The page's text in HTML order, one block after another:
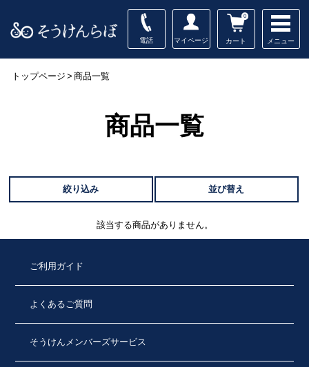
電話 マイページ カート
0
メニュー
トップページ > 商品一覧
商品一覧
絞り込み 並び替え
該当する商品がありません。
ご利用ガイド
よくあるご質問
そうけんメンバーズサービス